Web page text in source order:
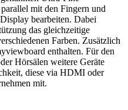
mit den Fingern und
bearbeiten. Dabei
das gleichzeitige
Farben. Zusätzlich
enthalten. Für den
Hörsälen weitere Geräte
diese via HDMI oder
mit.